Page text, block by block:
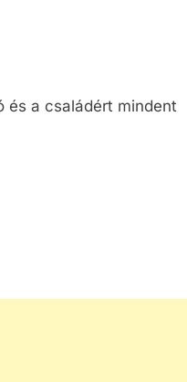
és a családért mindent